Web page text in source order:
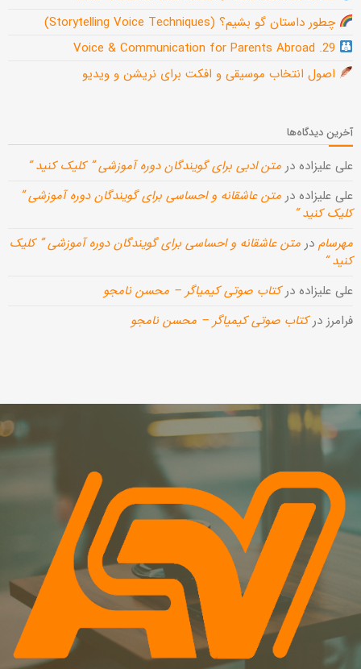
چطور داستان گو بشیم؟ (Storytelling Voice Techniques)
اصول انتخاب موسیقی و افکت برای نریشن و ویدیو
آخرین دیدگاه‌ها
علی علیزاده در متن ادبی برای گویندگان دوره آموزشی ” کلیک کنید “
علی علیزاده در متن عاشقانه و احساسی برای گویندگان دوره آموزشی ”
کلیک کنید “
مهرسام در متن عاشقانه و احساسی برای گویندگان دوره آموزشی ” کلیک
کنید “
علی علیزاده درکتاب صوتی کیمیاگر – محسن نامجو
فرامرز درکتاب صوتی کیمیاگر – محسن نامجو